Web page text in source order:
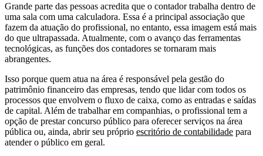
Grande parte das pessoas acredita que o contador trabalha dentro de
uma sala com uma calculadora. Essa é a principal associação que
fazem da atuação do profissional, no entanto, essa imagem está mais
do que ultrapassada. Atualmente, com o avanço das ferramentas
tecnológicas, as funções dos contadores se tornaram mais
abrangentes.
Isso porque quem atua na área é responsável pela gestão do
patrimônio financeiro das empresas, tendo que lidar com todos os
processos que envolvem o fluxo de caixa, como as entradas e saídas
de capital. Além de trabalhar em companhias, o profissional tem a
opção de prestar concurso público para oferecer serviços na área
pública ou, ainda, abrir seu próprio escritório de contabilidade para
atender o público em geral.